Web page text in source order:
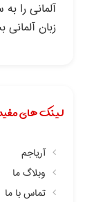
آلمانی را
زبان آلمانی
لینک های
آریاجم
وبلاگ ما
تماس با ما